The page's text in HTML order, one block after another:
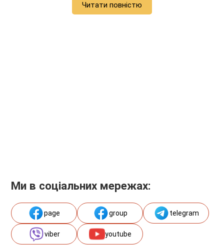
Читати повністю
Ми в соціальних мережах:
page group telegram
viber youtube